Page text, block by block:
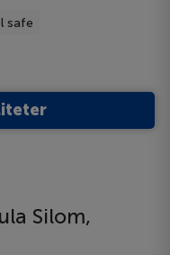
safe
Silom,